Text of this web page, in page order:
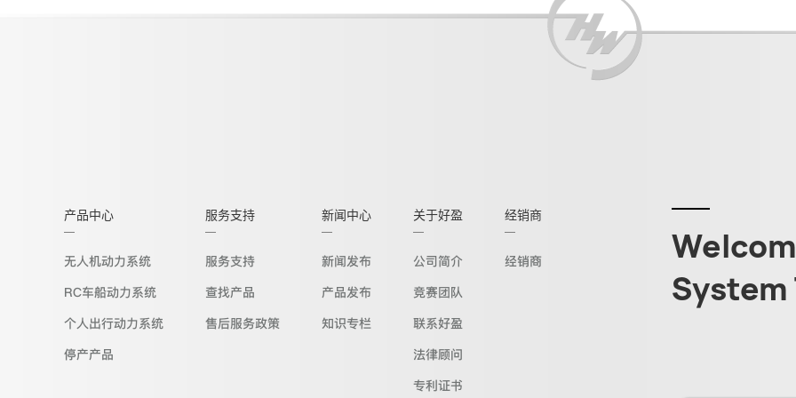
产品中心
无人机动力系统
RC车船动力系统
个人出行动力系统
停产产品
服务支持
服务支持
查找产品
售后服务政策
新闻中心
新闻发布
产品发布
知识专栏
关于好盈
公司简介
竞赛团队
联系好盈
法律顾问
专利证书
经销商
经销商
System